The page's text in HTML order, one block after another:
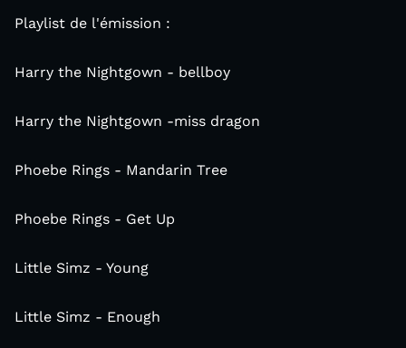
Playlist de l'émission :
Harry the Nightgown - bellboy
Harry the Nightgown -miss dragon
Phoebe Rings - Mandarin Tree
Phoebe Rings - Get Up
Little Simz - Young
Little Simz - Enough